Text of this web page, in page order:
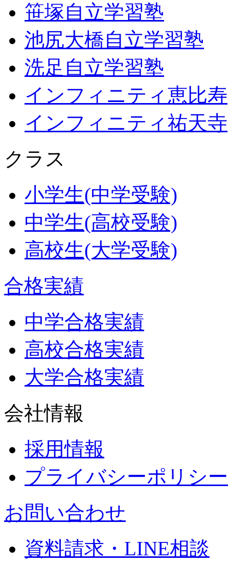
笹塚自立学習塾
池尻大橋自立学習塾
洗足自立学習塾
インフィニティ恵比寿
インフィニティ祐天寺
クラス
小学生(中学受験)
中学生(高校受験)
高校生(大学受験)
合格実績
中学合格実績
高校合格実績
大学合格実績
会社情報
採用情報
プライバシーポリシー
お問い合わせ
資料請求・LINE相談